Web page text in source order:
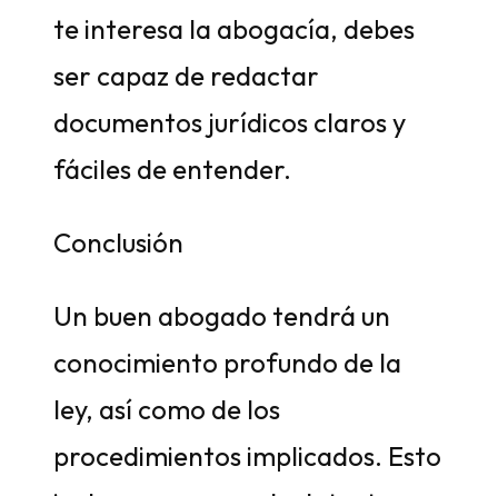
te interesa la abogacía, debes
ser capaz de redactar
documentos jurídicos claros y
fáciles de entender.
Conclusión
Un buen abogado tendrá un
conocimiento profundo de la
ley, así como de los
procedimientos implicados. Esto